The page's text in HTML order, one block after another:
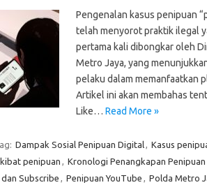
Pengenalan kasus penipuan
telah menyorot praktik ilegal
pertama kali dibongkar oleh
Metro Jaya, yang
pelaku dalam memanfaatkan
Artikel ini akan membahas
Like… Read More »
Dampak Sosial Penipuan Digital Kasus
penipuan
Kronologi Penangkapan Penipuan
Subscribe Penipuan YouTube Polda Metro